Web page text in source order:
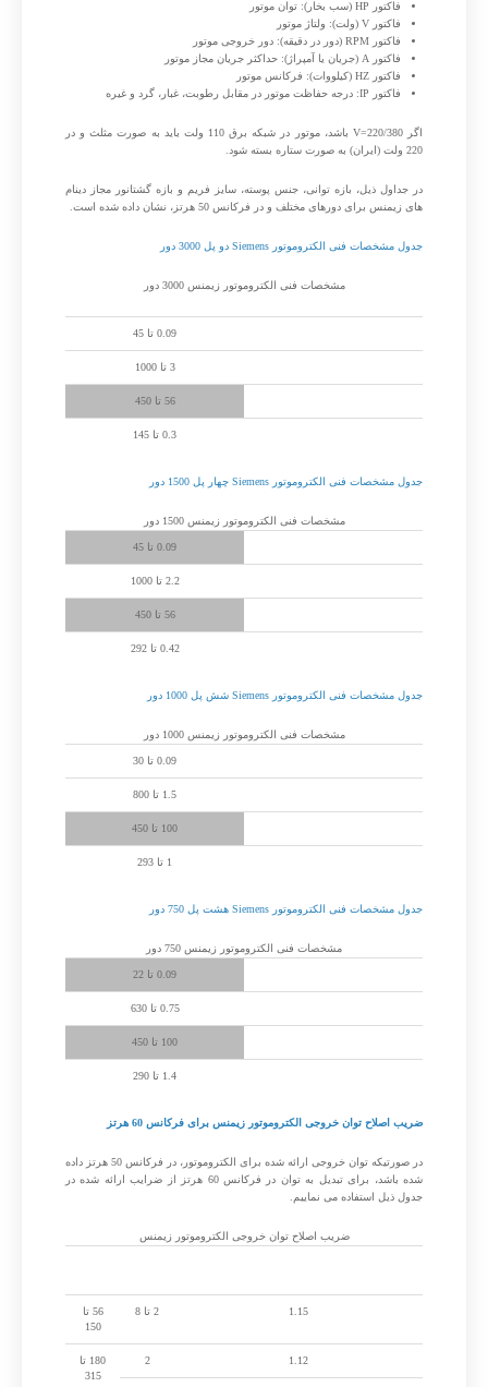
فاکتور HP (سب بخار): توان موتور
فاکتور V (ولت): ولتاژ موتور
فاکتور RPM (دور در دقیقه): دور خروجی موتور
فاکتور A (جریان یا آمپراژ): حداکثر جریان مجاز موتور
فاکتور HZ (کیلووات): فرکانس موتور
فاکتور IP: درجه حفاظت موتور در مقابل رطوبت، غبار، گرد و غیره
اگر V=220/380 باشد، موتور در شبکه برق 110 ولت باید به صورت مثلث و در
220 ولت (ایران) به صورت ستاره بسته شود.
در جداول ذیل، بازه توانی، جنس پوسته، سایز فریم و بازه گشتانور مجاز دینام
های زیمنس برای دورهای مختلف و در فرکانس 50 هرتز، نشان داده شده است.
جدول مشخصات فنی الکتروموتور Siemens دو پل 3000 دور
مشخصات فنی الکتروموتور زیمنس 3000 دور
0.09 تا 45
3 تا 1000
56 تا 450
0.3 تا 145
جدول مشخصات فنی الکتروموتور Siemens چهار پل 1500 دور
مشخصات فنی الکتروموتور زیمنس 1500 دور
0.09 تا 45
2.2 تا 1000
56 تا 450
0.42 تا 292
جدول مشخصات فنی الکتروموتور Siemens شش پل 1000 دور
مشخصات فنی الکتروموتور زیمنس 1000 دور
0.09 تا 30
1.5 تا 800
100 تا 450
1 تا 293
جدول مشخصات فنی الکتروموتور Siemens هشت پل 750 دور
مشخصات فنی الکتروموتور زیمنس 750 دور
0.09 تا 22
0.75 تا 630
100 تا 450
1.4 تا 290
ضریب اصلاح توان خروجی الکتروموتور زیمنس برای فرکانس 60 هرتز
در صورتیکه توان خروجی ارائه شده برای الکتروموتور، در فرکانس 50 هرتز داده
شده باشد، برای تبدیل به توان در فرکانس 60 هرتز از ضرایب ارائه شده در
جدول ذیل استفاده می نماییم.
ضریب اصلاح توان خروجی الکتروموتور زیمنس
1.15 2 تا 8
56 تا
150
1.12
2
180 تا
315